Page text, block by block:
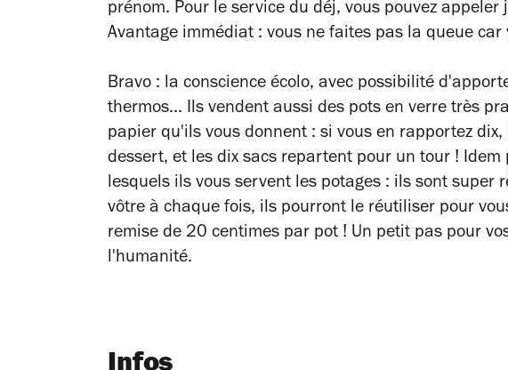
prénom. Pour le service du déj, vous pouvez
Avantage immédiat : vous ne faites pas la queue car
Bravo : la conscience écolo, avec possibilité
thermos... Ils vendent aussi des pots en verre très
papier qu'ils vous donnent : si vous en rapportez
dessert, et les dix sacs repartent pour un tour !
lesquels ils vous servent les potages : ils sont super
vôtre à chaque fois, ils pourront le réutiliser pour
remise de 20 centimes par pot ! Un petit pas pour
l'humanité.